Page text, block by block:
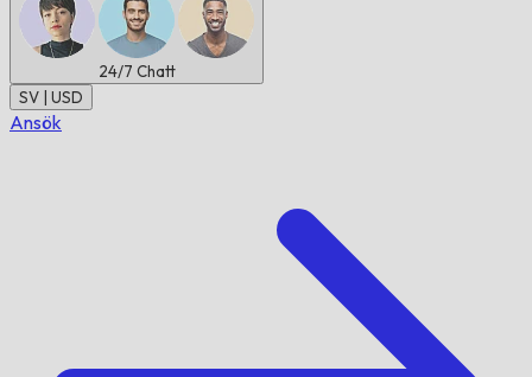
24/7 Chatt
SV | USD
Ansök